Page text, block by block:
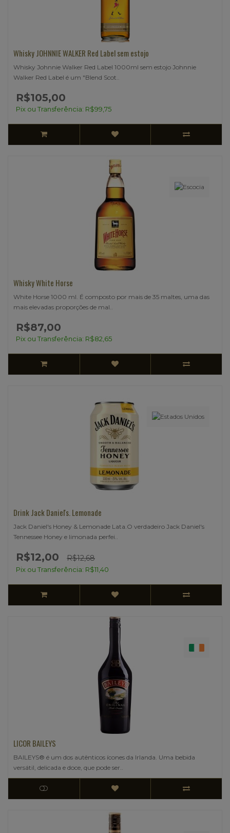
Whisky JOHNNIE WALKER Red Label sem estojo
Whisky Johnnie Walker Red Label 1000ml sem estojo Johnnie
Walker Red Label é um "Blend Scot..
R$105,00
Pix ou Transferência: R$99,75
Whisky White Horse
White Horse 1000 ml. É composto por mais de 35 maltes, uma das
mais elevadas proporções de mal..
R$87,00
Pix ou Transferência: R$82,65
Drink Jack Daniel's. Lemonade
Jack Daniel's Honey & Lemonade Lata.O verdadeiro Jack Daniel's
Tennessee Honey e limonada perfei..
R$12,00 R$12,68
Pix ou Transferência: R$11,40
LICOR BAILEYS
BAILEYS® é um dos autênticos ícones da Irlanda. Uma bebida
versátil, delicada e doce, que pode ser..